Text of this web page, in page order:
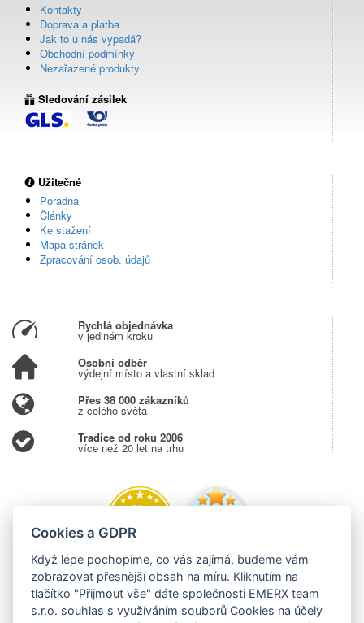
Kontakty
Doprava a platba
Jak to u nás vypadá?
Obchodní podmínky
Nezařazené produkty
Sledování zásilek
Užitečné
Poradna
Články
Ke stažení
Mapa stránek
Zpracování osob. údajů
Rychlá objednávka
v jediném kroku
Osobní odběr
výdejní místo a vlastní sklad
Přes 38 000 zákazníků
z celého světa
Tradice od roku 2006
více než 20 let na trhu
Cookies a GDPR
Když lépe pochopíme, co vás zajímá, budeme vám
zobrazovat přesnější obsah na míru. Kliknutím na
tlačítko "Přijmout vše" dáte společnosti EMERX team
s.r.o. souhlas s využíváním souborů Cookies na účely